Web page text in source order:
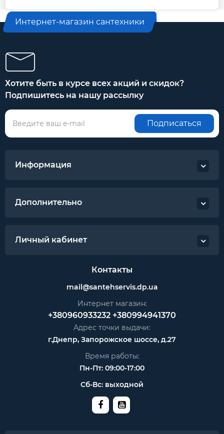
Интернет-магазин сантехники
Хотите быть в курсе всех акций и скидок?
Подпишитесь на нашу рассылку
Подписаться
Информация
Дополнительно
Личный кабинет
Контакты
mail@santehservis.dp.ua
Интернет магазин:
+380960933232 +380994941370
Адрес точки выдачи:
г.Днепр, Запорожское шоссе, д.27
Время работы:
Пн-Пт: 09:00-17:00
Сб-Вс: выходной